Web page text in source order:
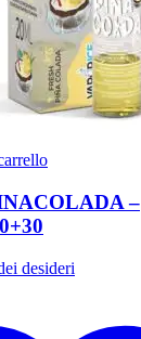
–
desideri